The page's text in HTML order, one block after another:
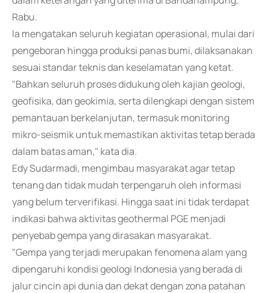
Rabu.
Ia mengatakan seluruh kegiatan operasional, mulai dari
pengeboran hingga produksi panas bumi, dilaksanakan
sesuai standar teknis dan keselamatan yang ketat.
"Bahkan seluruh proses didukung oleh kajian geologi,
geofisika, dan geokimia, serta dilengkapi dengan sistem
pemantauan berkelanjutan, termasuk monitoring
mikro-seismik untuk memastikan aktivitas tetap berada
dalam batas aman," kata dia.
Edy Sudarmadi, mengimbau masyarakat agar tetap
tenang dan tidak mudah terpengaruh oleh informasi
yang belum terverifikasi. Hingga saat ini tidak terdapat
indikasi bahwa aktivitas geothermal PGE menjadi
penyebab gempa yang dirasakan masyarakat.
"Gempa yang terjadi merupakan fenomena alam yang
dipengaruhi kondisi geologi Indonesia yang berada di
jalur cincin api dunia dan dekat dengan zona patahan